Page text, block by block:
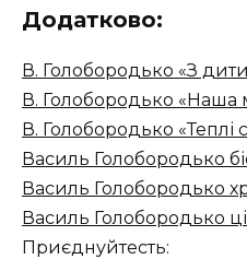
Додатково:
В. Голобородько «З
В. Голобородько «Наша
В. Голобородько «Теплі
Василь Голобородько
Василь Голобородько
Василь Голобородько
Приєднуйтесть: